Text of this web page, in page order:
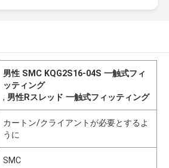
男性 SMC KQG2S16-04S 一触式フィ
ッティング
, 男性Rスレッド 一触式フィッティング
カートン/クライアントが必要とするよ
うに
SMC